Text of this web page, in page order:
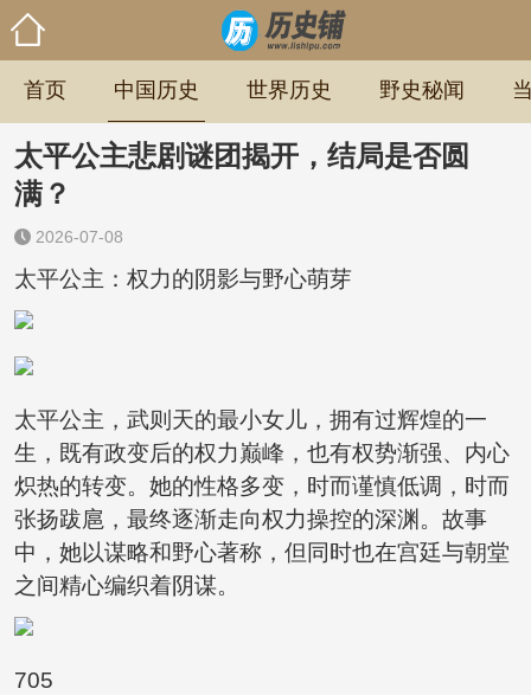
首页 中国历史 世界历史 野史秘闻
太平公主悲剧谜团揭开，结局是否圆
满？
2026-07-08
太平公主：权力的阴影与野心萌芽
太平公主，武则天的最小女儿，拥有过辉煌的一
生，既有政变后的权力巅峰，也有权势渐强、内心
炽热的转变。她的性格多变，时而谨慎低调，时而
张扬跋扈，最终逐渐走向权力操控的深渊。故事
中，她以谋略和野心著称，但同时也在宫廷与朝堂
之间精心编织着阴谋。
705